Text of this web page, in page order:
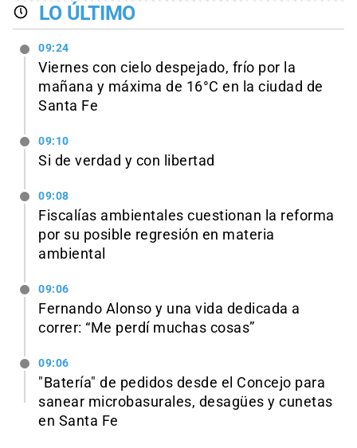
LO ÚLTIMO
09:24
Viernes con cielo despejado, frío por la
mañana y máxima de 16°C en la ciudad de
Santa Fe
09:10
Si de verdad y con libertad
09:08
Fiscalías ambientales cuestionan la reforma
por su posible regresión en materia
ambiental
09:06
Fernando Alonso y una vida dedicada a
correr: “Me perdí muchas cosas”
09:06
"Batería" de pedidos desde el Concejo para
sanear microbasurales, desagües y cunetas
en Santa Fe